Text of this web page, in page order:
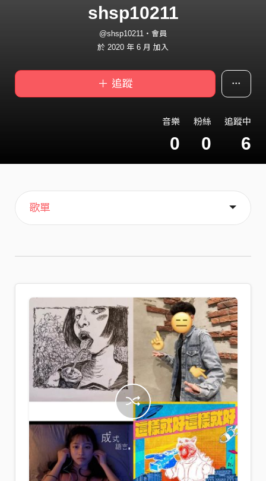
shsp10211
@shsp10211・會員
於 2020 年 6 月 加入
＋ 追蹤
音樂
0
粉絲
0
追蹤中
6
主頁
歌單
喜歡
關於